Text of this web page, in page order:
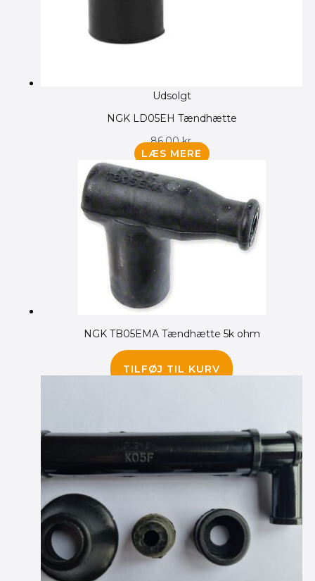
Udsolgt
NGK LD05EH Tændhætte
86.00kr.
LÆS MERE
NGK TB05EMA Tændhætte 5k ohm
TILFØJ TIL KURV